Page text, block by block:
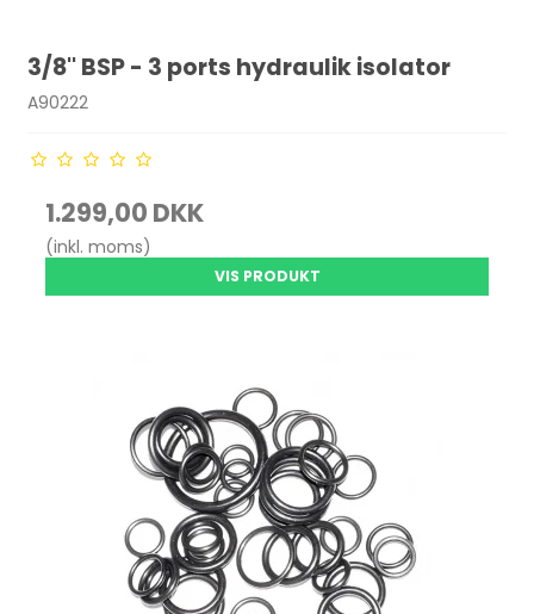
3/8'' BSP - 3 ports hydraulik isolator
A90222
1.299,00 DKK
(inkl. moms)
VIS PRODUKT